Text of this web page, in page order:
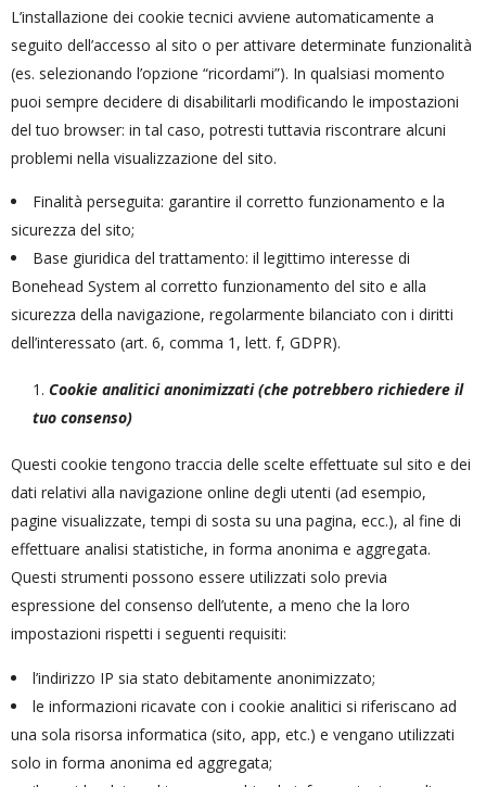
L’installazione dei cookie tecnici avviene automaticamente a
seguito dell’accesso al sito o per attivare determinate funzionalità
(es. selezionando l’opzione “ricordami”). In qualsiasi momento
puoi sempre decidere di disabilitarli modificando le impostazioni
del tuo browser: in tal caso, potresti tuttavia riscontrare alcuni
problemi nella visualizzazione del sito.
Finalità perseguita: garantire il corretto funzionamento e la
sicurezza del sito;
Base giuridica del trattamento: il legittimo interesse di
Bonehead System al corretto funzionamento del sito e alla
sicurezza della navigazione, regolarmente bilanciato con i diritti
dell’interessato (art. 6, comma 1, lett. f, GDPR).
Cookie analitici anonimizzati (che potrebbero richiedere il
tuo consenso)
Questi cookie tengono traccia delle scelte effettuate sul sito e dei
dati relativi alla navigazione online degli utenti (ad esempio,
pagine visualizzate, tempi di sosta su una pagina, ecc.), al fine di
effettuare analisi statistiche, in forma anonima e aggregata.
Questi strumenti possono essere utilizzati solo previa
espressione del consenso dell’utente, a meno che la loro
impostazioni rispetti i seguenti requisiti:
l’indirizzo IP sia stato debitamente anonimizzato;
le informazioni ricavate con i cookie analitici si riferiscano ad
una sola risorsa informatica (sito, app, etc.) e vengano utilizzati
solo in forma anonima ed aggregata;